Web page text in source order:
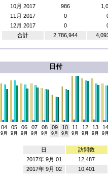
10月 2017
986
11月 2017
0
12月 2017
0
合計
2,786,944
日付
04
9月
05
9月
06
9月
07
9月
08
9月
09
9月
10
9月
11
9月
12
9月
13
9月
14
9
日
訪問数
2017年 9月 01
12,487
2017年 9月 02
10,401